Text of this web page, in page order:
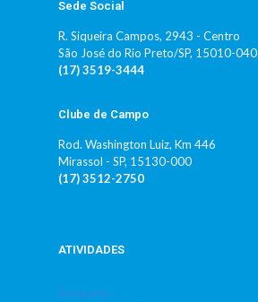
Sede Social
R. Siqueira Campos, 2943 - Centro
São José do Rio Preto/SP, 15010-040
(17) 3519-3444
Clube de Campo
Rod. Washington Luiz, Km 446
Mirassol - SP, 15130-000
(17) 3512-2750
ATIVIDADES
Basquete